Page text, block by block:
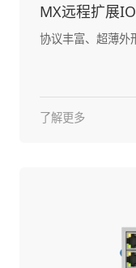
MX远程扩展
协议丰富、超薄外
了解更多